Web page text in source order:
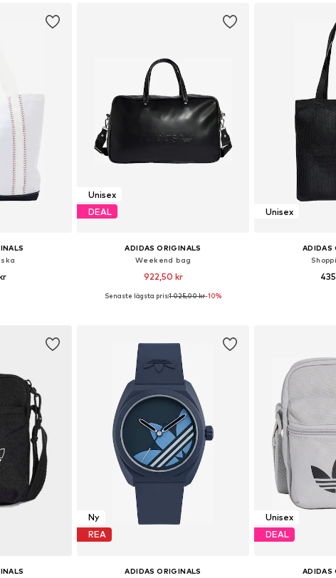
Unisex
DEAL
ADIDAS ORIGINALS
Weekend bag
922,50 kr
Tillgängliga storlekar: One Size
Senaste lägsta pris:1 025,00 kr-10%
Unisex
ADIDAS
Ny
REA
ADIDAS ORIGINALS
Unisex
DEAL
ADIDAS